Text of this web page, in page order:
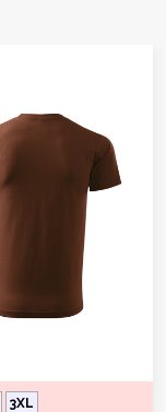
3XL